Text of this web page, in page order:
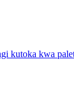
kutoka kwa